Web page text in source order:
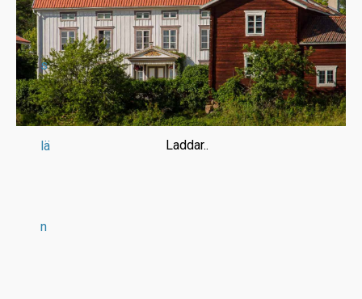
s
lä
n
Laddar..